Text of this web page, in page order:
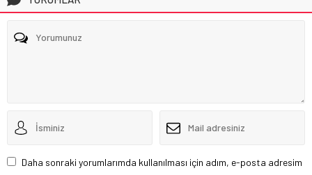
Daha sonraki yorumlarımda kullanılması için adım, e-posta adresim